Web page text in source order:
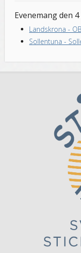
Evenemang den
Landskrona -
Sollentuna -